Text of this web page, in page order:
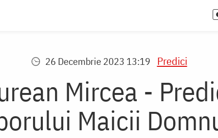
26 Decembrie 2023 13:19 Predici
Mircea -
Maicii